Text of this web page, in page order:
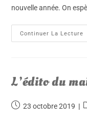
nouvelle année. On
Continuer La Lecture
L’édito du
23 octobre 2019